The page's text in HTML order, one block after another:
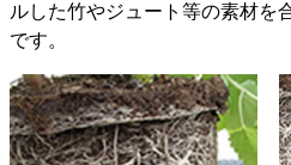
ルした竹やジュート等の素材を
です。